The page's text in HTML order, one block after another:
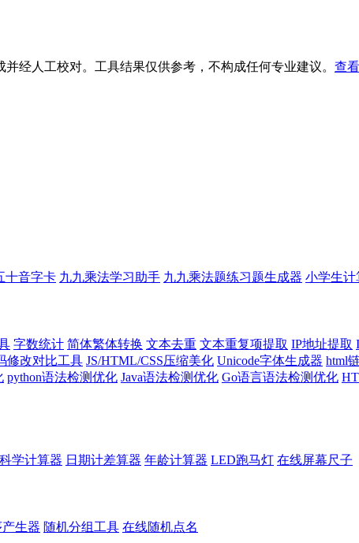
经人工校对。工具结果仅供参考，不构成任何专业建议。 查
十音字卡 九九乘法学习助手 九九乘法题练习题生成器 小学生计
字数统计 简体繁体转换 文本去重 文本重复项提取 IP地址提取
修改对比工具 JS/HTML/CSS压缩美化 Unicode字体生成器 html
python语法检测优化 Java语法检测优化 Go语言语法检测优化
科学计算器 日期计差算器 年龄计算器 LED跑马灯 在线屏幕尺子
生器 随机分组工具 在线随机点名